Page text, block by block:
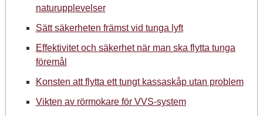
naturupplevelser
Sätt säkerheten främst vid tunga lyft
Effektivitet och säkerhet när man ska flytta tunga
föremål
Konsten att flytta ett tungt kassaskåp utan problem
Vikten av rörmokare för VVS-system